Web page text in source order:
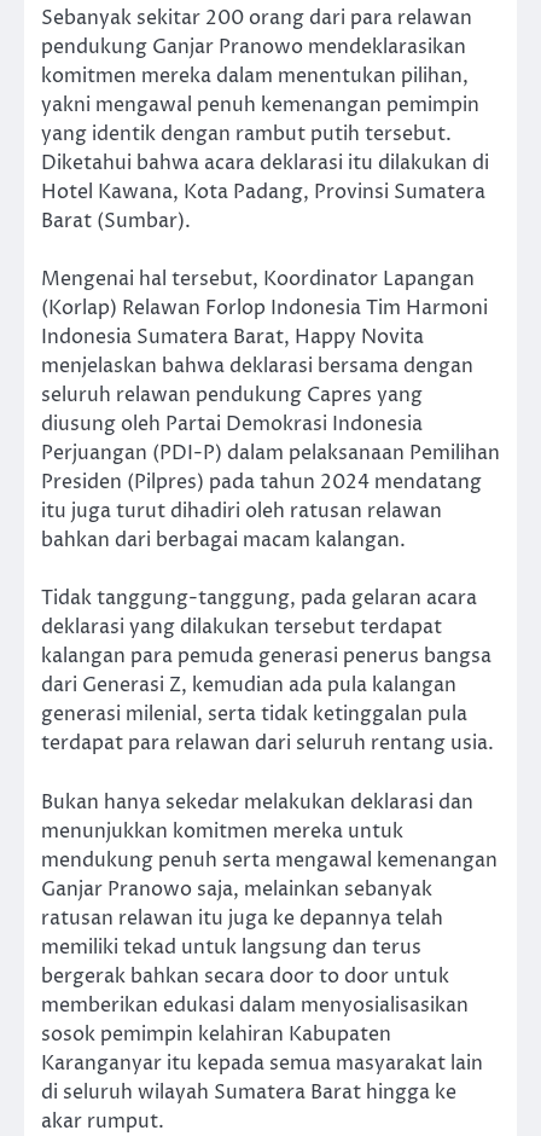
Sebanyak sekitar 200 orang dari para relawan
pendukung Ganjar Pranowo mendeklarasikan
komitmen mereka dalam menentukan pilihan,
yakni mengawal penuh kemenangan pemimpin
yang identik dengan rambut putih tersebut.
Diketahui bahwa acara deklarasi itu dilakukan di
Hotel Kawana, Kota Padang, Provinsi Sumatera
Barat (Sumbar).
Mengenai hal tersebut, Koordinator Lapangan
(Korlap) Relawan Forlop Indonesia Tim Harmoni
Indonesia Sumatera Barat, Happy Novita
menjelaskan bahwa deklarasi bersama dengan
seluruh relawan pendukung Capres yang
diusung oleh Partai Demokrasi Indonesia
Perjuangan (PDI-P) dalam pelaksanaan Pemilihan
Presiden (Pilpres) pada tahun 2024 mendatang
itu juga turut dihadiri oleh ratusan relawan
bahkan dari berbagai macam kalangan.
Tidak tanggung-tanggung, pada gelaran acara
deklarasi yang dilakukan tersebut terdapat
kalangan para pemuda generasi penerus bangsa
dari Generasi Z, kemudian ada pula kalangan
generasi milenial, serta tidak ketinggalan pula
terdapat para relawan dari seluruh rentang usia.
Bukan hanya sekedar melakukan deklarasi dan
menunjukkan komitmen mereka untuk
mendukung penuh serta mengawal kemenangan
Ganjar Pranowo saja, melainkan sebanyak
ratusan relawan itu juga ke depannya telah
memiliki tekad untuk langsung dan terus
bergerak bahkan secara door to door untuk
memberikan edukasi dalam menyosialisasikan
sosok pemimpin kelahiran Kabupaten
Karanganyar itu kepada semua masyarakat lain
di seluruh wilayah Sumatera Barat hingga ke
akar rumput.